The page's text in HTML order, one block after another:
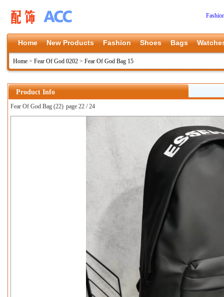
Home New Products Fashion Shoes Bags
Home > Fear Of God 0202 > Fear Of God Bag 15
Product Info
Fear Of God Bag (22) page 22 / 24